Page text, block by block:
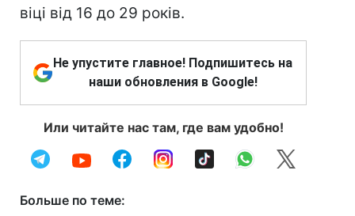
віці від 16 до 29 років.
Не упустите главное! Подпишитесь на
наши обновления в Google!
Или читайте нас там, где вам удобно!
Больше по теме: